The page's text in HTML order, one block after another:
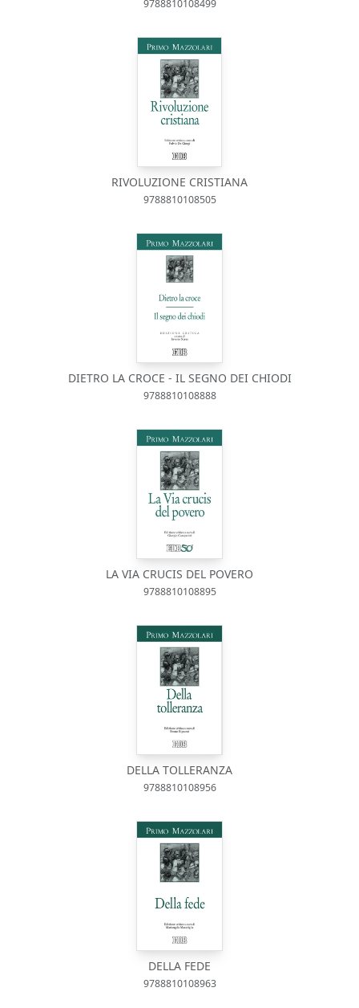
9788810108499
RIVOLUZIONE CRISTIANA
9788810108505
DIETRO LA CROCE - IL SEGNO DEI CHIODI
9788810108888
LA VIA CRUCIS DEL POVERO
9788810108895
DELLA TOLLERANZA
9788810108956
DELLA FEDE
9788810108963